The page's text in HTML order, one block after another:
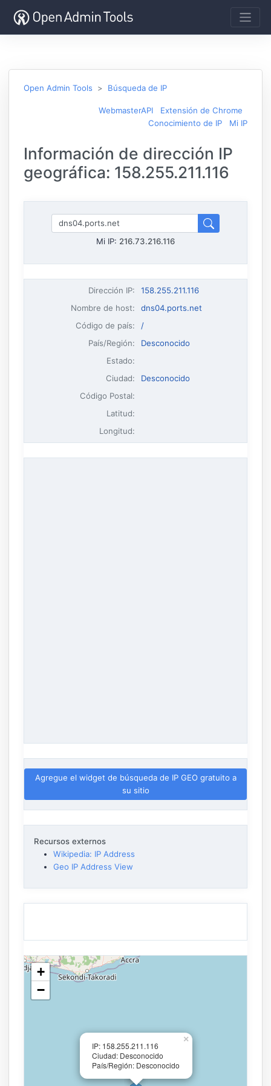
Open Admin Tools Búsqueda de IP
WebmasterAPI
Extensión de Chrome
Conocimiento de IP
Mi IP
Información de dirección IP
geográfica: 158.255.211.116
Mi IP: 216.73.216.116
Dirección IP:
158.255.211.116
Nombre de host:
dns04.ports.net
Código de país:
/
País/Región:
Desconocido
Estado:
Ciudad:
Desconocido
Código Postal:
Latitud:
Longitud:
Agregue el widget de búsqueda de IP GEO gratuito a
su sitio
Recursos externos
Wikipedia: IP Address
Geo IP Address View
IP: 158.255.211.116
Ciudad: Desconocido
País/Región: Desconocido
×
+
−